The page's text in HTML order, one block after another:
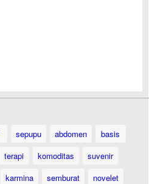
sepupu abdomen
basis
terapi komoditas
suvenir
karmina semburat
novelet